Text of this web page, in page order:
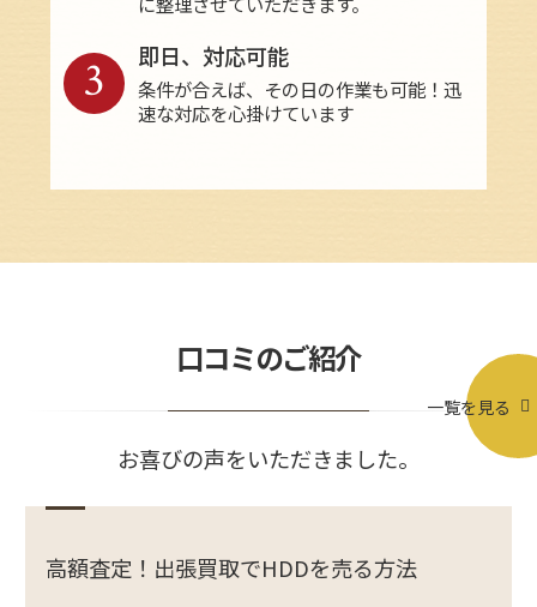
即日、対応可能
条件が合えば、その日の作業も可能！迅
速な対応を心掛けています
3
口コミのご紹介
お喜びの声をいただきました。
一覧を見る
高額査定！出張買取でHDDを売る方法